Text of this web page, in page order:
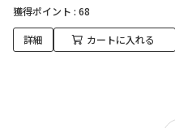
獲得ポイント : 68
詳細 カートに入れる